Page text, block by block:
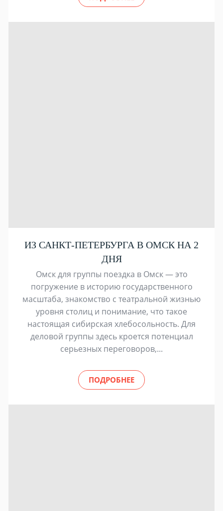
ИЗ САНКТ-ПЕТЕРБУРГА В ОМСК НА 2
ДНЯ
Омск для группы поездка в Омск — это
погружение в историю государственного
масштаба, знакомство с театральной жизнью
уровня столиц и понимание, что такое
настоящая сибирская хлебосольность. Для
деловой группы здесь кроется потенциал
серьезных переговоров,...
ПОДРОБНЕЕ